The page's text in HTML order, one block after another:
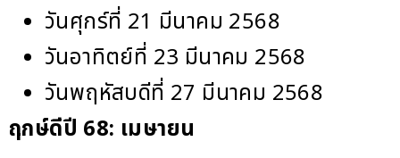
วันศุกร์ที่ 21 มีนาคม 2568
วันอาทิตย์ที่ 23 มีนาคม 2568
วันพฤหัสบดีที่ 27 มีนาคม 2568
ฤกษ์ดีปี 68: เมษายน